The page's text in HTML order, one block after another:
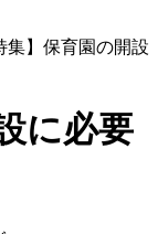
集】保育園の開設
に必要